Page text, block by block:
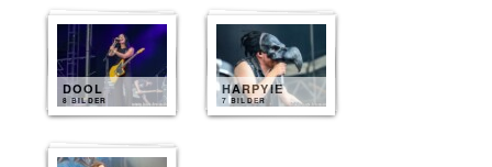
DOOL
8 BILDER
HARPYIE
7 BILDER